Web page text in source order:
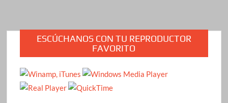
ESCÚCHANOS CON TU REPRODUCTOR
FAVORITO